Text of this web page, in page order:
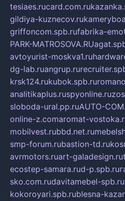
tesiaes.rucard.com.ru
gildiya-kuznecov.ru
griffoncom.spb.rufabrika-
PARK-MATROSOVA.RU
avtoyurist-moskva1.ru
dg-lab.ruangrup.ru
krsk124.rukubok.spb.ru
analitikaplus.ruspyonline.ru
sloboda-ural.pp.ruAUTO-
online-z.comaromat-
mobilvest.rubbd.net.ru
smp-forum.rubastion-td.ru
avrmotors.ruart-galadesign.ru
ecostep-samara.rud-p.spb.ru
sko.com.rudavitamebel-spb.ru
kokoroyari.spb.rublesna-